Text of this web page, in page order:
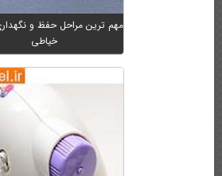
مهم ترین مراحل حفظ و
خیاطی